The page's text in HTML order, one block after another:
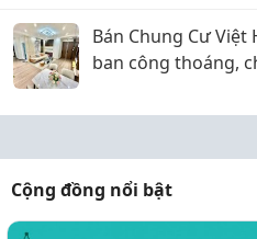
Bán Chung Cư Việt
ban công thoáng,
Cộng đồng nổi bật